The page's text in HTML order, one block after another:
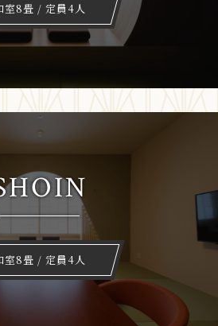
室8畳 / 定員4人
室8畳 / 定員4人